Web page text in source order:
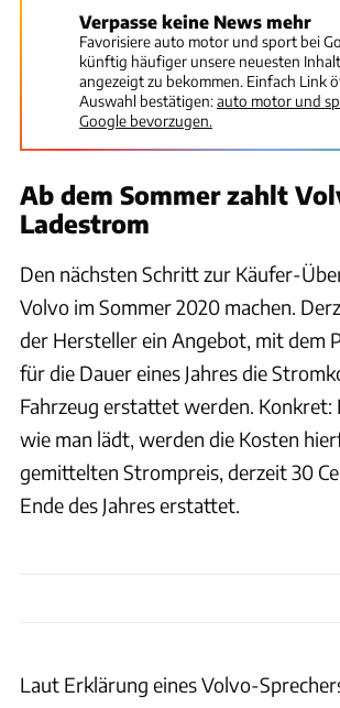
Verpasse keine News mehr
Favorisiere auto motor und sport bei
künftig häufiger unsere neuesten
angezeigt zu bekommen. Einfach Link
Auswahl bestätigen:auto motor und
Google bevorzugen.
Ab dem Sommer zahlt
Ladestrom
Den nächsten Schritt zur Käufer-
Volvo im Sommer 2020 machen.
der Hersteller ein Angebot, mit dem
für die Dauer eines Jahres die
Fahrzeug erstattet werden. Konkret:
wie man lädt, werden die Kosten
gemittelten Strompreis, derzeit 30
Ende des Jahres erstattet.
Laut Erklärung eines Volvo-